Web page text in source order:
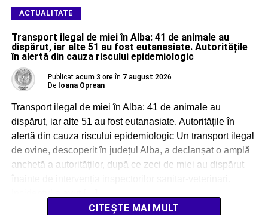
ACTUALITATE
Transport ilegal de miei în Alba: 41 de animale au
dispărut, iar alte 51 au fost eutanasiate. Autoritățile
în alertă din cauza riscului epidemiologic
Publicat acum 3 ore în 7 august 2026
De Ioana Oprean
Transport ilegal de miei în Alba: 41 de animale au
dispărut, iar alte 51 au fost eutanasiate. Autoritățile în
alertă din cauza riscului epidemiologic Un transport ilegal
de ovine, descoperit în județul Alba, a declanșat o amplă
anchetă a autorităților, după ce zeci de miei au dispărut
CITEȘTE MAI MULT